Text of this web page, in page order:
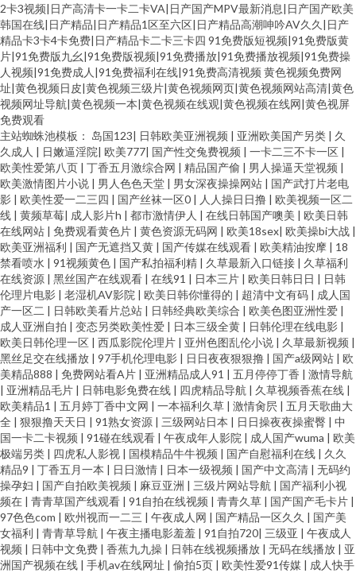
2卡3视频|日产高清卡一卡二卡VA|日产国产MPV最新消息|日产国产欧美
韩国在线|日产精品|日产精品1区至六区|日产精品高潮呻吟AV久久|日产
精品卡3卡4卡免费|日产精品卡二卡三卡四 91免费版短视频|91免费版黄
片|91免费版九幺|91免费版视频|91免费播放|91免费播放视频|91免费操
人视频|91免费成人|91免费福利在线|91免费高清视频 黄色视频免费网
址|黄色视频日皮|黄色视频三级片|黄色视频网页|黄色视频网站高清|黄色
视频网址导航|黄色视频一本|黄色视频在线观|黄色视频在线网|黄色视屏
免费观看
主站蜘蛛池模板： 岛国123| 日韩欧美亚洲视频 | 亚洲欧美国产另类 | 久
久成人 | 日嫩逼淫院| 欧美777| 国产性交兔费视频 | 一卡二三不卡一区 |
欧美性爱第八页 | 丁香五月激综合网 | 精品国产偷 | 男人操逼天堂视频 |
欧美激情图片小说 | 男人色色天堂 | 男女深夜操操网站 | 国产武打片老电
影 | 欧美性爱一二三四 | 国产丝袜一区0 | 人人操日日撸 | 欧美视频一区二
线 | 黄频草莓| 成人影片h | 都市激情伊人 | 在线日韩国产噢美 | 欧美日韩
在线网站 | 免费观看黄色片 | 黄色资源无码网 | 欧美18sex| 欧美操bi大战 |
欧美亚洲福利 | 国产无遮挡又黄 | 国产传媒在线观看 | 欧美精油按摩 | 18
禁看喷水 | 91视频黄色 | 国产私拍福利精 | 久草最新入口链接 | 久草福利
在线资源 | 黑丝国产在线观看 | 在线91 | 日本三片 | 欧美日韩日日 | 日韩
伦理片电影 | 老湿机AV影院 | 欧美日韩你懂得的 | 超清中文有码 | 成人国
产一区二 | 日韩欧美看片总站 | 日韩经典欧美综合 | 欧美色图亚洲性爱 |
成人亚洲自拍 | 变态另类欧美性爱 | 日本三级全黄 | 日韩伦理在线电影 |
欧美日韩伦理一区 | 西瓜影院伦理片 | 亚州色图乱伦小说 | 久草最新视频 |
黑丝足交在线播放 | 97手机伦理电影 | 日日夜夜狠狠撸 | 国产a级网站 | 欧
美精品888 | 免费网站看A片 | 亚洲精品成人91 | 五月停停丁香 | 激情导航
| 亚洲精品毛片 | 日韩电影免费在线 | 四虎精品导航 | 久草视频香蕉在线 |
欧美精品1 | 五月婷丁香中文网 | 一本福利久草 | 激情肏屄 | 五月天歌曲大
全 | 狠狠撸天天日 | 91熟女资源 | 三级网站日本 | 日日操夜夜操蜜臀 | 中
国一卡二卡视频 | 91碰在线观看 | 午夜成年人影院 | 成人国产wuma | 欧美
极端另类 | 四虎私人影视 | 国模精品牛牛视频 | 国产自慰福利在线 | 久久
精品9 | 丁香五月一本 | 日日激情 | 日本一级视频 | 国产中文高清 | 无码约
操孕妇 | 国产自拍欧美视频 | 麻豆亚洲 | 三级片网站导航 | 国产福利小视
频在 | 青青草国产线观看 | 91自拍在线视频 | 青青久草 | 国产国产毛卡片 |
97色色com | 欧州视而一二三 | 午夜成人网 | 国产精品一区久久 | 国产美
女福利 | 青青草导航 | 午夜主播电影羞羞 | 91自拍720| 三级亚 | 午夜成人
视频 | 日韩中文免费 | 香蕉九九操 | 日韩在线视频播放 | 无码在线播放 | 亚
洲国产视频在线 | 手机av在线网址 | 偷拍5页 | 欧美性爱91传媒 | 成人快手